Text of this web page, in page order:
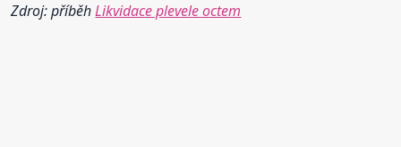
Zdroj: příběhLikvidace plevele octem